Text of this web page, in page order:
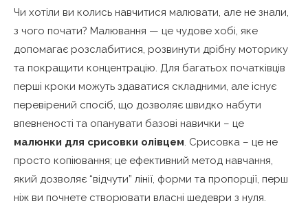
Чи хотіли ви колись навчитися малювати, але не знали,
з чого почати? Малювання — це чудове хобі, яке
допомагає розслабитися, розвинути дрібну моторику
та покращити концентрацію. Для багатьох початківців
перші кроки можуть здаватися складними, але існує
перевірений спосіб, що дозволяє швидко набути
впевненості та опанувати базові навички – це
малюнки для срисовки олівцем. Срисовка – це не
просто копіювання; це ефективний метод навчання,
який дозволяє “відчути” лінії, форми та пропорції, перш
ніж ви почнете створювати власні шедеври з нуля.